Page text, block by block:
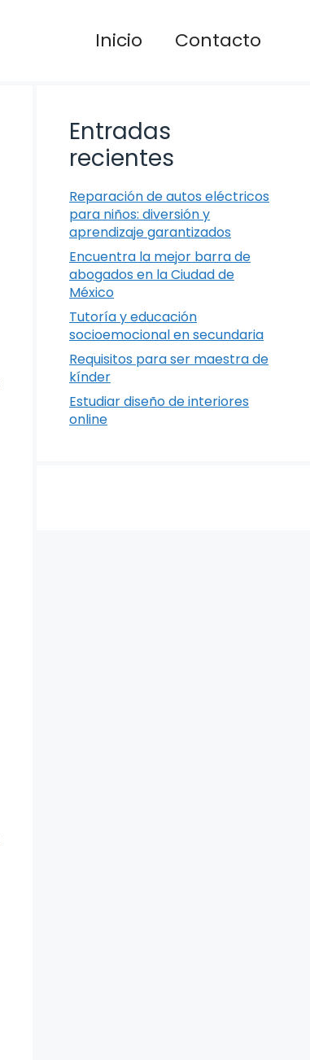
Inicio Contacto
Entradas
recientes
Reparación de autos eléctricos
para niños: diversión y
aprendizaje garantizados
Encuentra la mejor barra de
abogados en la Ciudad de
México
Tutoría y educación
socioemocional en secundaria
Requisitos para ser maestra de
kínder
Estudiar diseño de interiores
online